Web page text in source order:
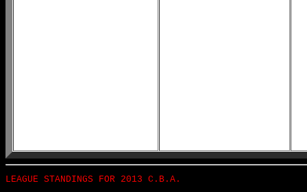
LEAGUE STANDINGS FOR 2013 C.B.A.